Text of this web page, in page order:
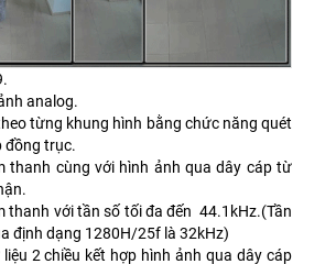
analog.
từng khung hình bằng chức năng quét
đồng trục.
thanh cùng với hình ảnh qua dây cáp từ
thanh với tần số tối đa đến 44.1kHz.(Tần
định dạng 1280H/25f là 32kHz)
2 chiều kết hợp hình ảnh qua dây cáp